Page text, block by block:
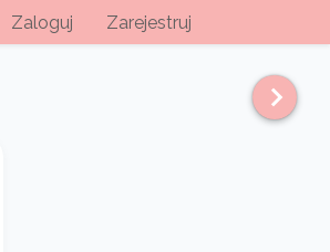
Zaloguj Zarejestruj